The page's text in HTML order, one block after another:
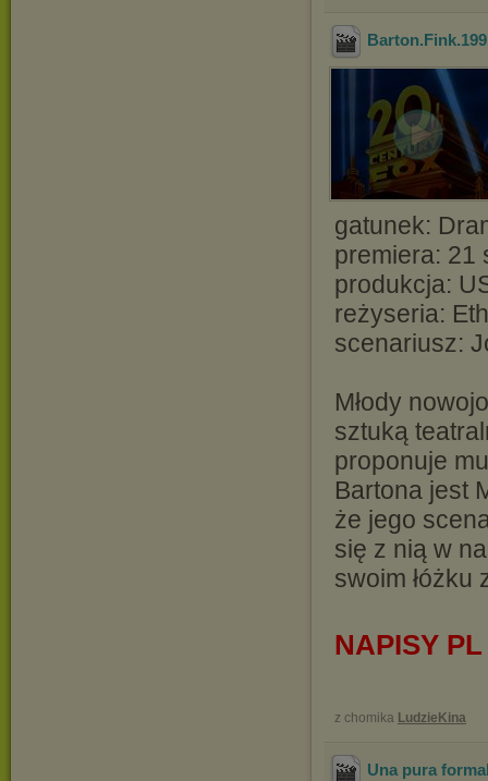
gatunek:
premiera: 21
produkcja:
reżyseria:
scenariusz:
Młody
sztuką
proponuje
Bartona jest
że jego
się z nią w
swoim łóżku
NAPISY PL
z chomika LudzieKina
Una pura